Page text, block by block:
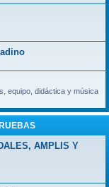
equipo, didáctica y música
AMPLIS Y